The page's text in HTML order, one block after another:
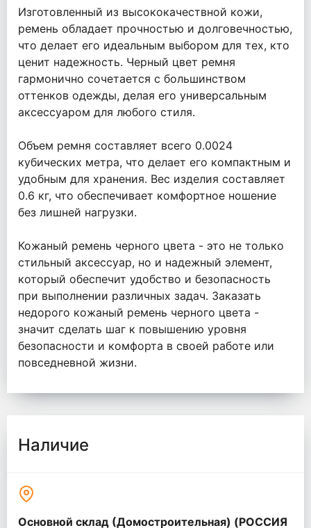
Изготовленный из высококачествной кожи,
ремень обладает прочностью и долговечностью,
что делает его идеальным выбором для тех, кто
ценит надежность. Черный цвет ремня
гармонично сочетается с большинством
оттенков одежды, делая его универсальным
аксессуаром для любого стиля.
Объем ремня составляет всего 0.0024
кубических метра, что делает его компактным и
удобным для хранения. Вес изделия составляет
0.6 кг, что обеспечивает комфортное ношение
без лишней нагрузки.
Кожаный ремень черного цвета - это не только
стильный аксессуар, но и надежный элемент,
который обеспечит удобство и безопасность
при выполнении различных задач. Заказать
недорого кожаный ремень черного цвета -
значит сделать шаг к повышению уровня
безопасности и комфорта в своей работе или
повседневной жизни.
Наличие
Основной склад (Домостроительная) (РОССИЯ